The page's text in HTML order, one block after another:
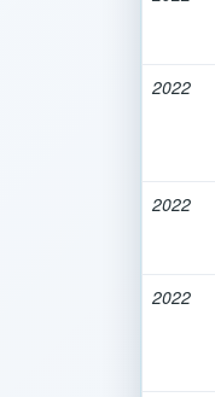
2022
2022
2022